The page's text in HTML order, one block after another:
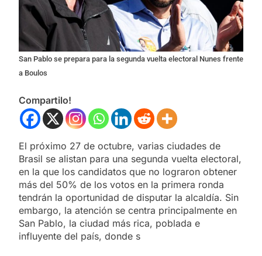
San Pablo se prepara para la segunda vuelta electoral Nunes frente
a Boulos
Compartilo!
El próximo 27 de octubre, varias ciudades de
Brasil se alistan para una segunda vuelta electoral,
en la que los candidatos que no lograron obtener
más del 50% de los votos en la primera ronda
tendrán la oportunidad de disputar la alcaldía. Sin
embargo, la atención se centra principalmente en
San Pablo, la ciudad más rica, poblada e
influyente del país, donde s